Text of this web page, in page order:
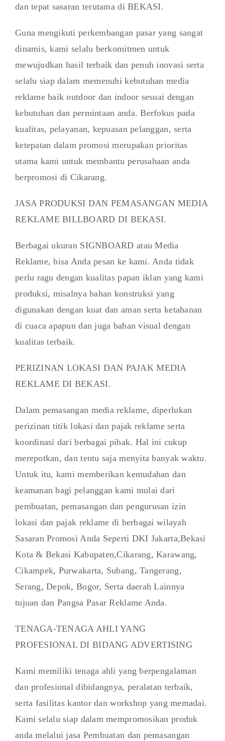
dan tepat sasaran terutama di BEKASI.
Guna mengikuti perkembangan pasar yang sangat
dinamis, kami selalu berkomitmen untuk
mewujudkan hasil terbaik dan penuh inovasi serta
selalu siap dalam memenuhi kebutuhan media
reklame baik outdoor dan indoor sesuai dengan
kebutuhan dan permintaan anda. Berfokus pada
kualitas, pelayanan, kepuasan pelanggan, serta
ketepatan dalam promosi merupakan prioritas
utama kami untuk membantu perusahaan anda
berpromosi di Cikarang.
JASA PRODUKSI DAN PEMASANGAN MEDIA
REKLAME BILLBOARD DI BEKASI.
Berbagai ukuran SIGNBOARD atau Media
Reklame, bisa Anda pesan ke kami. Anda tidak
perlu ragu dengan kualitas papan iklan yang kami
produksi, misalnya bahan konstruksi yang
digunakan dengan kuat dan aman serta ketahanan
di cuaca apapun dan juga bahan visual dengan
kualitas terbaik.
PERIZINAN LOKASI DAN PAJAK MEDIA
REKLAME DI BEKASI.
Dalam pemasangan media reklame, diperlukan
perizinan titik lokasi dan pajak reklame serta
koordinasi dari berbagai pihak. Hal ini cukup
merepotkan, dan tentu saja menyita banyak waktu.
Untuk itu, kami memberikan kemudahan dan
keamanan bagi pelanggan kami mulai dari
pembuatan, pemasangan dan pengurusan izin
lokasi dan pajak reklame di berbagai wilayah
Sasaran Promosi Anda Seperti DKI Jakarta,Bekasi
Kota & Bekasi Kabupaten,Cikarang, Karawang,
Cikampek, Purwakarta, Subang, Tangerang,
Serang, Depok, Bogor, Serta daerah Lainnya
tujuan dan Pangsa Pasar Reklame Anda.
TENAGA-TENAGA AHLI YANG
PROFESIONAL DI BIDANG ADVERTISING
Kami memiliki tenaga ahli yang berpengalaman
dan profesional dibidangnya, peralatan terbaik,
serta fasilitas kantor dan workshop yang memadai.
Kami selalu siap dalam mempromosikan produk
anda melalui jasa Pembuatan dan pemasangan